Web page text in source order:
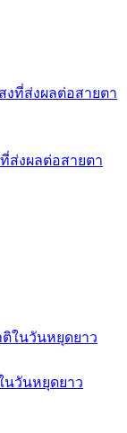
ส่งผลต่อสายตา
นวันหยุดยาว